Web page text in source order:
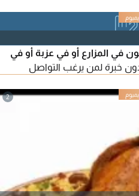
في المزارع أو في عزبة أو في
خبرة لمن يرغب التواصل
2